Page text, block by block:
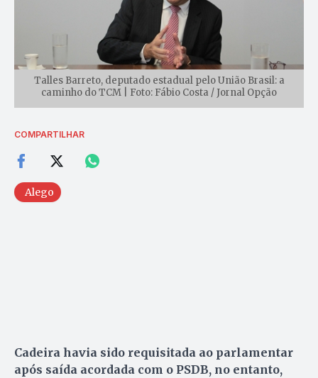
Talles Barreto, deputado estadual pelo União Brasil: a
caminho do TCM | Foto: Fábio Costa / Jornal Opção
COMPARTILHAR
Alego
Cadeira havia sido requisitada ao parlamentar
após saída acordada com o PSDB, no entanto,